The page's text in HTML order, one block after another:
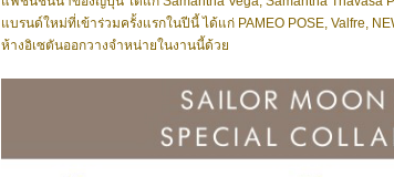
แบรนด์ใหม่ที่เข้าร่วมครั้งแรกในปีนี้ ได้แก่ PAMEO POSE, Valfre,
ห้างอิเซตันออกวางจำหน่ายในงานนี้ด้วย